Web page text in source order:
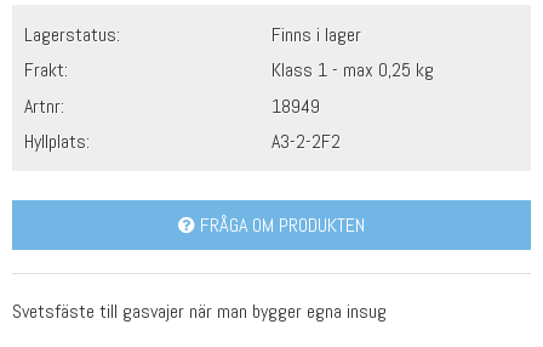
Lagerstatus:
Finns i lager
Frakt:
Klass 1 - max 0,25 kg
Artnr:
18949
Hyllplats:
A3-2-2F2
FRÅGA OM PRODUKTEN
Svetsfäste till gasvajer när man bygger egna insug